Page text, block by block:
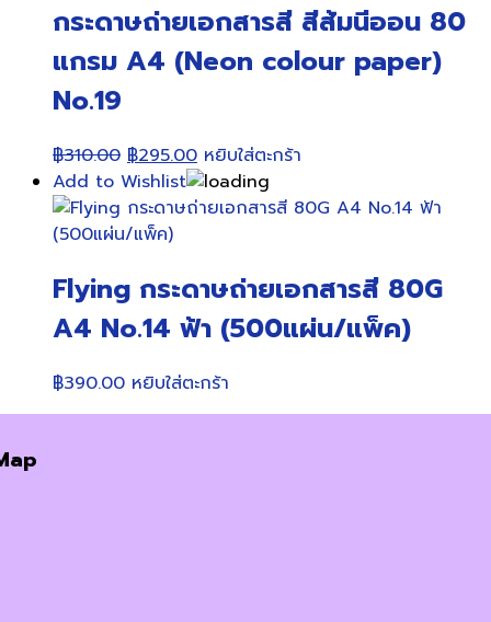
กระดาษถ่ายเอกสารสี สีส้มนีออน 80
แกรม A4 (Neon colour paper)
No.19
฿310.00 Original
price
was:
฿310.00.
฿295.00Current
price
is:
หยิบใส่ตะกร้า
Add to Wishlist
Flying กระดาษถ่ายเอกสารสี 80G
A4 No.14 ฟ้า (500แผ่น/แพ็ค)
฿390.00 หยิบใส่ตะกร้า